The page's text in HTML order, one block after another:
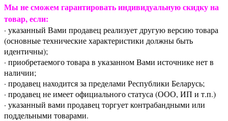
Мы не сможем гарантировать индивидуальную скидку на
товар, если:
· указанный Вами продавец реализует другую версию товара
(основные технические характеристики должны быть
идентичны);
· приобретаемого товара в указанном Вами источнике нет в
наличии;
· продавец находится за пределами Республики Беларусь;
· продавец не имеет официального статуса (ООО, ИП и т.п.)
· указанный вами продавец торгует контрабандными или
поддельными товарами.